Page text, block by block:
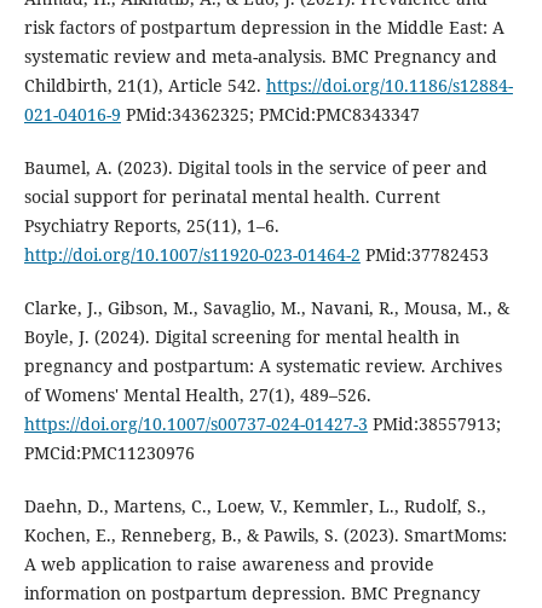
risk factors of postpartum depression in the Middle East: A
systematic review and meta-analysis. BMC Pregnancy and
Childbirth, 21(1), Article 542. https://doi.org/10.1186/s12884-
021-04016-9 PMid:34362325; PMCid:PMC8343347
Baumel, A. (2023). Digital tools in the service of peer and
social support for perinatal mental health. Current
Psychiatry Reports, 25(11), 1–6.
http://doi.org/10.1007/s11920-023-01464-2 PMid:37782453
Clarke, J., Gibson, M., Savaglio, M., Navani, R., Mousa, M., &
Boyle, J. (2024). Digital screening for mental health in
pregnancy and postpartum: A systematic review. Archives
of Womens' Mental Health, 27(1), 489–526.
https://doi.org/10.1007/s00737-024-01427-3 PMid:38557913;
PMCid:PMC11230976
Daehn, D., Martens, C., Loew, V., Kemmler, L., Rudolf, S.,
Kochen, E., Renneberg, B., & Pawils, S. (2023). SmartMoms:
A web application to raise awareness and provide
information on postpartum depression. BMC Pregnancy